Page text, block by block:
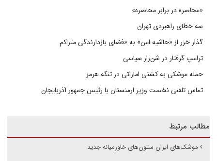
«محاصره در برابر محاصره»
سه خطای راهبردی تهران
گذار خزر از «حاشیه امن» به «فضای بازدارندگی متراکم
ترامپ گرفتار در شن‌زار سیاسی
حمله موشکی به کشتی اماراتی در تنگه هرمز
تماس تلفنی نخست وزیر ارمنستان با رئیس جمهور آذربایجان
مطالب مرتبط
موشک‌های ایران ستون‌های خاورمیانه جدید